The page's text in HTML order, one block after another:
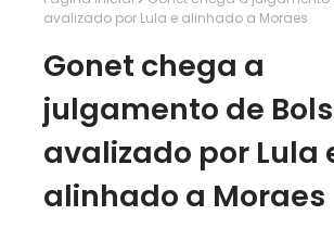
avalizado por Lula e alinhado a Moraes
Gonet chega a
julgamento de
avalizado por Lula
alinhado a Moraes